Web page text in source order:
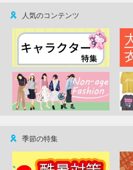
人気のコンテンツ
季節の特集